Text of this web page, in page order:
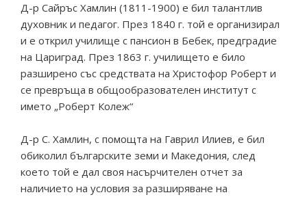
Д-р Сайръс Хамлин (1811-1900) е бил талантлив
духовник и педагог. През 1840 г. той е организирал
и е открил училище с пансион в Бебек, предградие
на Цариград. През 1863 г. училището е било
разширено със средствата на Христофор Роберт и
се превръща в общообразователен институт с
името „Роберт Колеж“
Д-р С. Хамлин, с помощта на Гаврил Илиев, е бил
обиколил българските земи и Македония, след
което той е дал своя насърчителен отчет за
наличието на условия за разширяване на